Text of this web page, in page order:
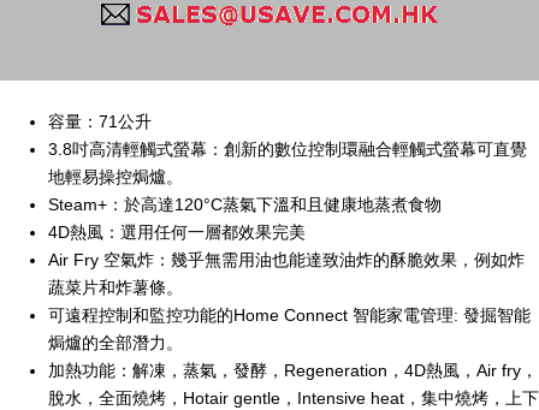
容量：71公升
3.8吋高清輕觸式螢幕：創新的數位控制環融合輕觸式螢幕可直覺
地輕易操控焗爐。
Steam+：於高達120°C蒸氣下溫和且健康地蒸煮食物
4D熱風：選用任何一層都效果完美
Air Fry 空氣炸：幾乎無需用油也能達致油炸的酥脆效果，例如炸
蔬菜片和炸薯條。
可遠程控制和監控功能的Home Connect 智能家電管理: 發掘智能
焗爐的全部潛力。
加熱功能：解凍，蒸氣，發酵，Regeneration，4D熱風，Air fry，
脫水，全面燒烤，Hotair gentle，Intensive heat，集中燒烤，上下